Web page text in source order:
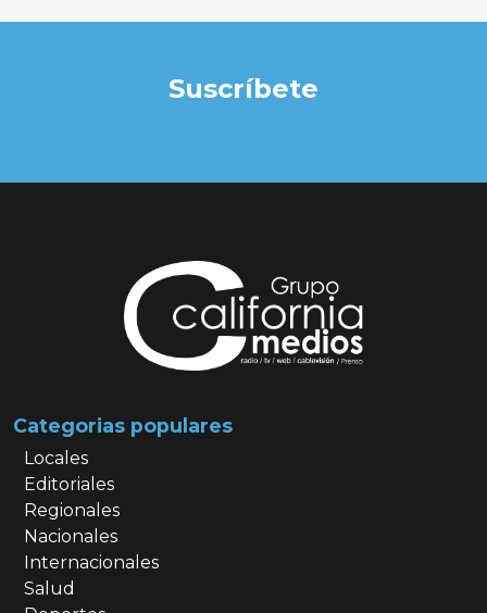
Suscríbete
Categorias populares
Locales
Editoriales
Regionales
Nacionales
Internacionales
Salud